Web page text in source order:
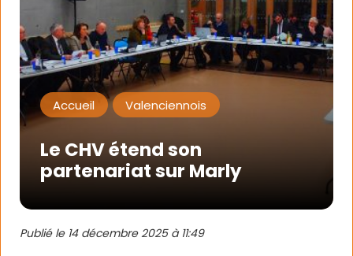
Accueil Valenciennois
Le CHV étend son
partenariat sur Marly
Publié le 14 décembre 2025 à 11:49